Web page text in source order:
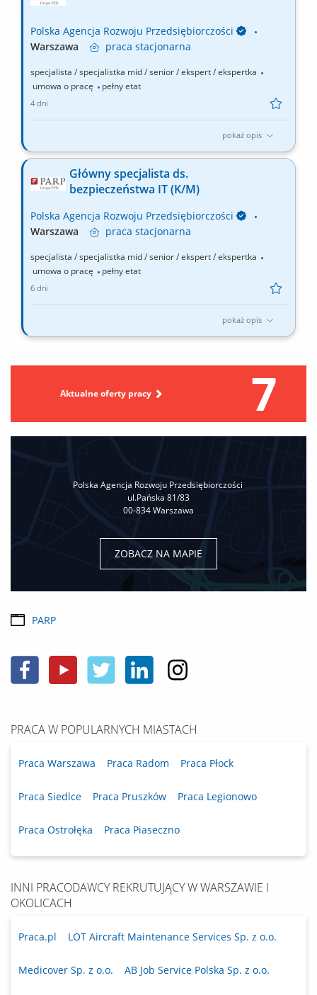
metodologicznych procesów projektowania nowych
Polska Agencja Rozwoju Przedsiębiorczości
Warszawa
praca stacjonarna
specjalista / specjalistka mid / senior / ekspert / ekspertka
umowa o pracę
pełny etat
4 dni
pokaż opis
Obecnie do naszego zespołu Biura Informatyki poszukujemy
Developer). Główne obowiązki to: Analiza, projektowanie,
implementacja i wdrażanie aplikacji tworzonych w i na zlecenie
Główny specjalista ds.
bezpieczeństwa IT (K/M)
Polska Agencja Rozwoju Przedsiębiorczości
Warszawa
praca stacjonarna
specjalista / specjalistka mid / senior / ekspert / ekspertka
umowa o pracę
pełny etat
6 dni
pokaż opis
Dołącz do naszego zespołu Szukamy osoby, która chce rozwijać i
doświadczenie w cyberbezpieczeństwie, lubisz analizować
zagrożenia i wdrażać skuteczne rozwiązania, czekamy właśnie
na Ciebie. Czym będziesz się zajmować?...
Aktualne oferty pracy 7
Polska Agencja Rozwoju Przedsiębiorczości
ul.Pańska 81/83
00-834 Warszawa
ZOBACZ NA MAPIE
PARP
PRACA W POPULARNYCH MIASTACH
Praca Warszawa Praca Radom Praca Płock
Praca Siedlce Praca Pruszków Praca Legionowo
Praca Ostrołęka Praca Piaseczno
INNI PRACODAWCY REKRUTUJĄCY W WARSZAWIE I
OKOLICACH
Praca.pl LOT Aircraft Maintenance Services Sp. z o.o.
Medicover Sp. z o.o. AB Job Service Polska Sp. z o.o.